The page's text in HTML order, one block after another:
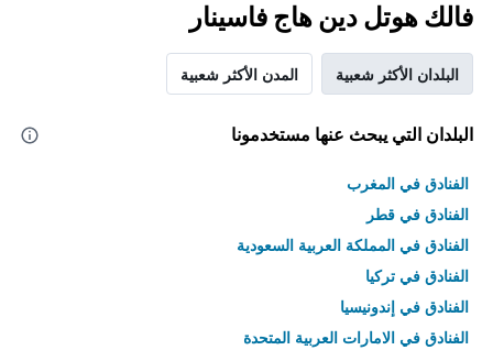
فالك هوتل دين هاج فاسينار
البلدان الأكثر شعبية المدن الأكثر شعبية
البلدان التي يبحث عنها مستخدمونا
الفنادق في المغرب
الفنادق في قطر
الفنادق في المملكة العربية السعودية
الفنادق في تركيا
الفنادق في إندونيسيا
الفنادق في الامارات العربية المتحدة